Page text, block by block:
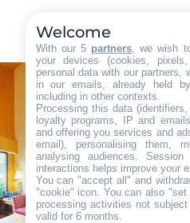
Welcome
With our 5 partners, we wish
your devices (cookies,
personal data with our partners,
in our emails, already held
including in other contexts.
Processing this data
loyalty programs, IP and
and offering you services and
email), personalising them,
analysing audiences.
interactions helps improve your
You can "accept all" and
"cookie" icon. You can also "set
processing activities not
valid for 6 months.